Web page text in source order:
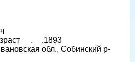
__.__.1893
обл., Собинский р-